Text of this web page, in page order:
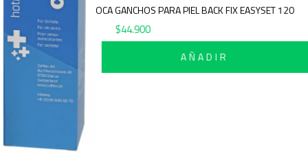
POMOCA GANCHOS PARA PIEL BACK FIX EASYSET 120
$44.900
AÑADIR